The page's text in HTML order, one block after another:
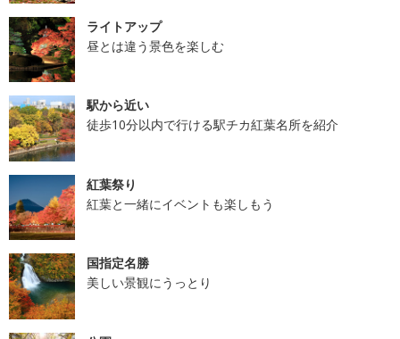
ライトアップ
昼とは違う景色を楽しむ
駅から近い
徒歩10分以内で行ける駅チカ紅葉名所を紹介
紅葉祭り
紅葉と一緒にイベントも楽しもう
国指定名勝
美しい景観にうっとり